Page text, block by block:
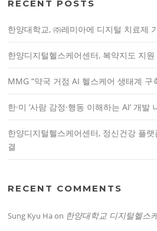
f
r
RECENT POSTS
한양대학교, ㈜레미아에 디지털 치료제
한양디지털헬스케어센터, 복약지도 지
MMG “약국 거점 AI 헬스케어 생태계 구
한·미 ‘사람 감정·행동 이해하는 AI’ 개발
한양디지털헬스케어센터, 정신건강 플
결
RECENT COMMENTS
Sung Kyu Haon 한양대학교 디지털헬스